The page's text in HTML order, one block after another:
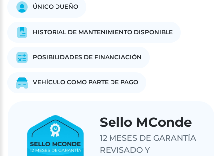
ÚNICO DUEÑO
HISTORIAL DE MANTENIMIENTO DISPONIBLE
POSIBILIDADES DE FINANCIACIÓN
VEHÍCULO COMO PARTE DE PAGO
Sello MConde
12 MESES DE GARANTÍA
REVISADO Y